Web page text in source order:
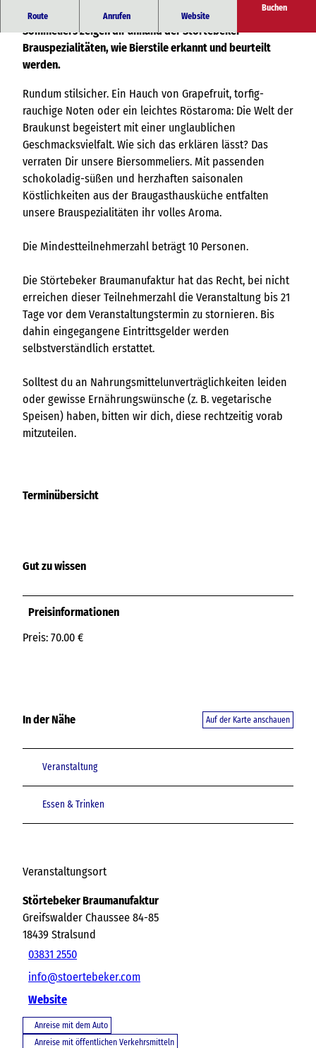
Route Anrufen Website
Buchen
Werde Kenner bei unseren Genussverkostungen. Unsere
Sommeliers zeigen dir anhand der Störtebeker
Brauspezialitäten, wie Bierstile erkannt und beurteilt
werden.
Rundum stilsicher. Ein Hauch von Grapefruit, torfig-
rauchige Noten oder ein leichtes Röstaroma: Die Welt der
Braukunst begeistert mit einer unglaublichen
Geschmacksvielfalt. Wie sich das erklären lässt? Das
verraten Dir unsere Biersommeliers. Mit passenden
schokoladig-süßen und herzhaften saisonalen
Köstlichkeiten aus der Braugasthausküche entfalten
unsere Brauspezialitäten ihr volles Aroma.
Die Mindestteilnehmerzahl beträgt 10 Personen.
Die Störtebeker Braumanufaktur hat das Recht, bei nicht
erreichen dieser Teilnehmerzahl die Veranstaltung bis 21
Tage vor dem Veranstaltungstermin zu stornieren. Bis
dahin eingegangene Eintrittsgelder werden
selbstverständlich erstattet.
Solltest du an Nahrungsmittelunverträglichkeiten leiden
oder gewisse Ernährungswünsche (z. B. vegetarische
Speisen) haben, bitten wir dich, diese rechtzeitig vorab
mitzuteilen.
Terminübersicht
Gut zu wissen
Preisinformationen
Preis: 70.00 €
In der Nähe Auf der Karte anschauen
Veranstaltung
Essen & Trinken
Veranstaltungsort
Störtebeker Braumanufaktur
Greifswalder Chaussee 84-85
18439 Stralsund
03831 2550
info@stoertebeker.com
Website
Anreise mit dem Auto
Anreise mit öffentlichen Verkehrsmitteln